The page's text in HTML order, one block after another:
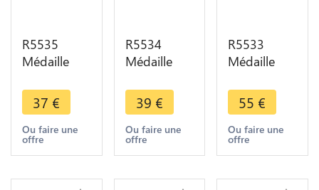
R5535
Médaille
Générale
Tissus
Metals
Dabezies
Silvered
37 €
Ou faire une
offre
R5534
Médaille
de Paris
Général
Leclerc 25
Août 1944
SUP
39 €
Ou faire une
offre
R5533
Médaille
Industrie
Chimiques
Jean Raud
1969
Silvered
55 €
Ou faire une
offre